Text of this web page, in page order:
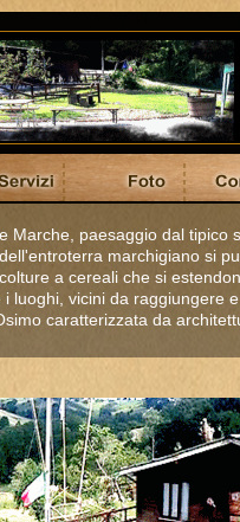
paesaggio dal tipico
marchigiano si
a cereali che si
luoghi, vicini da raggiungere
caratterizzata da